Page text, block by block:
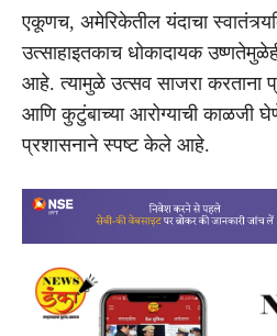
एकूणच, अमेरिकेतील यंदाचा
उत्साहाइतकाच धोकादायक
आहे. त्यामुळे उत्सव साजरा करताना
आणि कुटुंबाच्या आरोग्याची
प्रशासनाने स्पष्ट केले आहे.